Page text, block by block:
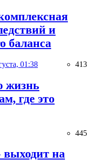
и
баланса
01:38 413
жизнь
где это
445
на